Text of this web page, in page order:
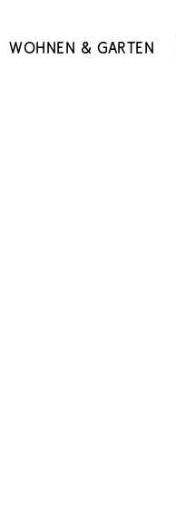
Wohnen & Garten